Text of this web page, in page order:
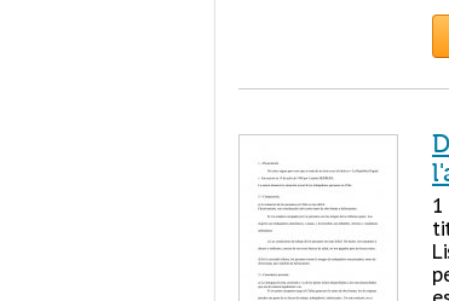
1